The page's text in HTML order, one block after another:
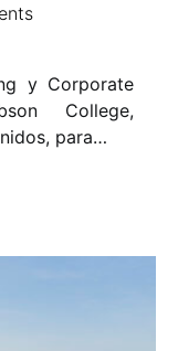
y Corporate
College,
para…